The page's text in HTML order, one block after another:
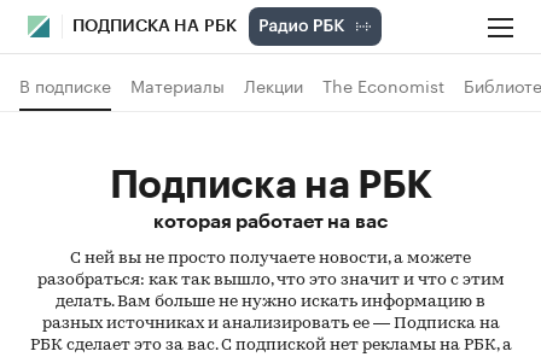
ПОДПИСКА НА РБК
В подписке Материалы Лекции The Economist
Подписка на РБК
которая работает на вас
С ней вы не просто получаете новости, а можете
разобраться: как так вышло, что это значит и что с этим
делать. Вам больше не нужно искать информацию в
разных источниках и анализировать ее — Подписка на
РБК сделает это за вас. С подпиской нет рекламы на РБК, а